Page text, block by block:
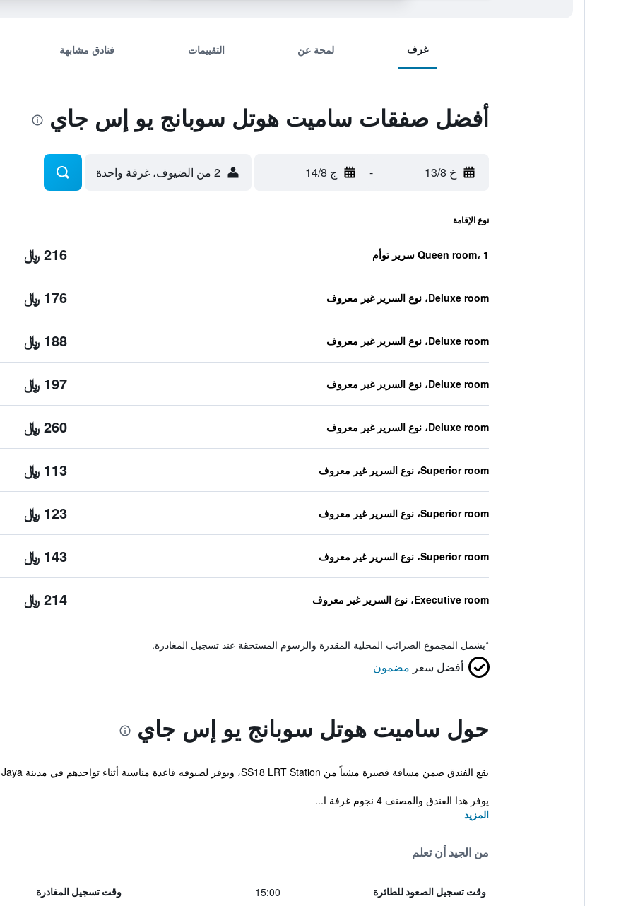
غرف لمحة عن التقييمات فنادق مشابهة
أفضل صفقات ساميت هوتل سوبانج يو إس جاي
خ 13/8 - ج 14/8 2 من الضيوف، غرفة واحدة
نوع الإقامة
Queen room، 1 سرير توأم 216 ﷼
Deluxe room، نوع السرير غير معروف 176 ﷼
Deluxe room، نوع السرير غير معروف 188 ﷼
Deluxe room، نوع السرير غير معروف 197 ﷼
Deluxe room، نوع السرير غير معروف 260 ﷼
Superior room، نوع السرير غير معروف 113 ﷼
Superior room، نوع السرير غير معروف 123 ﷼
Superior room، نوع السرير غير معروف 143 ﷼
Executive room، نوع السرير غير معروف 214 ﷼
*يشمل المجموع الضرائب المحلية المقدرة والرسوم المستحقة عند تسجيل المغادرة.
أفضل سعر مضمون
حول ساميت هوتل سوبانج يو إس جاي
يقع الفندق ضمن مسافة قصيرة مشياً من SS18 LRT Station، ويوفر لضيوفه قاعدة مناسبة أثناء تواجدهم في مدينة Subang Jaya. كما يوجد أيضاً صالة بولينغ ومسبح خارجي.
يوفر هذا الفندق والمصنف 4 نجوم غرفة ا...
المزيد
من الجيد أن تعلم
وقت تسجيل الصعود للطائرة 15:00 وقت تسجيل المغادرة